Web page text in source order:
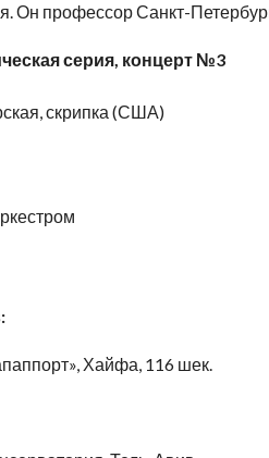
Он профессор Санкт-
серия, концерт №3
скрипка (США)
Хайфа, 116 шек.